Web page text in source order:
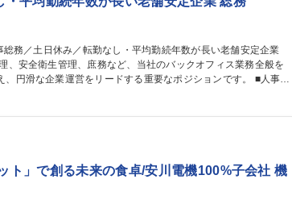
、安全衛生管理、庶務など、当社のバックオフィス業務全般を
な企業運営をリードする重要なポジションです。 ■人事・
人材紹介・人材派遣）、派遣社員、外国人材（育成就労・特
】人事総務／土日休み／転勤
ト」で創る未来の食卓/安川電機100%子会社 機